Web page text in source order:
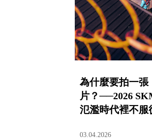
為什麼要拍一張
片？──2026
氾濫時代裡不服
03.04.2026